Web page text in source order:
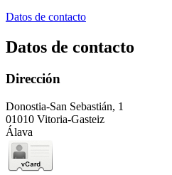
Datos de contacto
Datos de contacto
Dirección
Donostia-San Sebastián, 1
01010 Vitoria-Gasteiz
Álava